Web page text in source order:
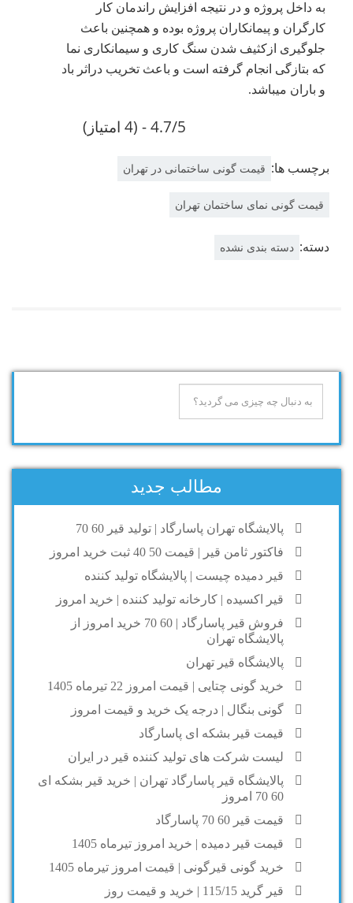
به داخل پروژه و در نتیجه افزایش راندمان کار
کارگران و پیمانکاران پروژه بوده و همچنین باعث
جلوگیری ازکثیف شدن سنگ کاری و سیمانکاری نما
که بتازگی انجام گرفته است و باعث تخریب دراثر باد
و باران میباشد.
4.7/5 - (4 امتیاز)
برچسب ها: قیمت گونی ساختمانی در تهران
قیمت گونی نمای ساختمان تهران
دسته: دسته بندی نشده
مطالب جدید
پالایشگاه تهران پاسارگاد | تولید قیر 60 70
فاکتور ثامن قیر | قیمت 50 40 ثبت خرید امروز
قیر دمیده چیست | پالایشگاه تولید کننده
قیر اکسیده | کارخانه تولید کننده | خرید امروز
فروش قیر پاسارگاد | 60 70 خرید امروز از
پالایشگاه تهران
پالایشگاه قیر تهران
خرید گونی چتایی | قیمت امروز 22 تیرماه 1405
گونی بنگال | درجه یک خرید و قیمت امروز
قیمت قیر بشکه ای پاسارگاد
لیست شرکت های تولید کننده قیر در ایران
پالایشگاه قیر پاسارگاد تهران | خرید قیر بشکه ای
60 70 امروز
قیمت قیر 60 70 پاسارگاد
قیمت قیر دمیده | خرید امروز تیرماه 1405
خرید گونی قیرگونی | قیمت امروز تیرماه 1405
قیر گرید 115/15 | خرید و قیمت روز